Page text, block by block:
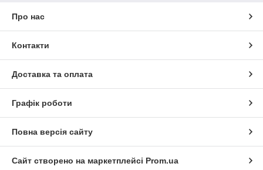
Про нас
Контакти
Доставка та оплата
Графік роботи
Повна версія сайту
Сайт створено на маркетплейсі Prom.ua